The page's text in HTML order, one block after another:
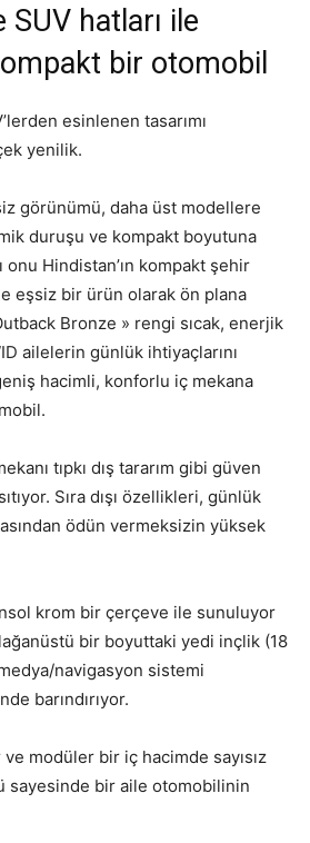
hatları ile
bir otomobil
esinlenen tasarımı
yenilik.
görünümü, daha üst modellere
duruşu ve kompakt boyutuna
onu Hindistan’ın kompakt şehir
eşsiz bir ürün olarak ön plana
Bronze » rengi sıcak, enerjik
ailelerin günlük ihtiyaçlarını
hacimli, konforlu iç mekana
tıpkı dış tararım gibi güven
Sıra dışı özellikleri, günlük
ödün vermeksizin yüksek
krom bir çerçeve ile sunuluyor
bir boyuttaki yedi inçlik (18
navigasyon sistemi
barındırıyor.
modüler bir iç hacimde sayısız
sayesinde bir aile otomobilinin